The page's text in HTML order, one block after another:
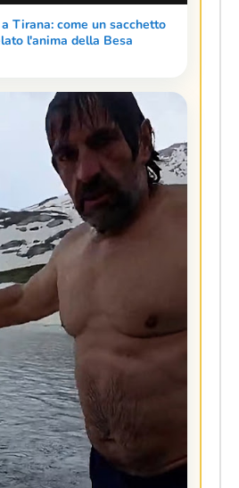
Tirana: come un sacchetto
l'anima della Besa